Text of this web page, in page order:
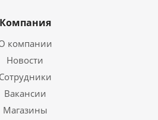
Компания
компании
Новости
Сотрудники
Вакансии
Магазины